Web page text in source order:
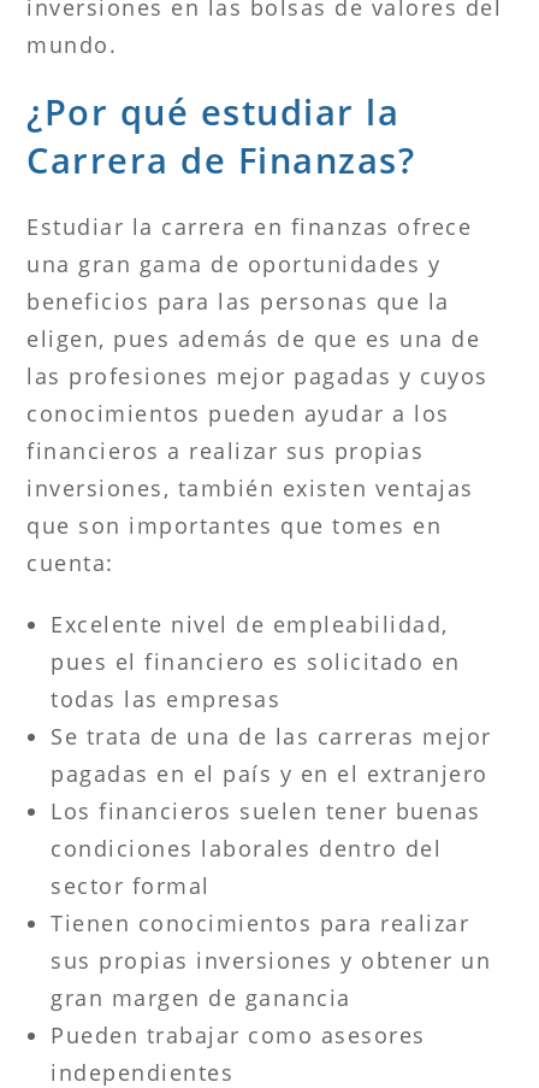
inversiones en las bolsas de valores del
mundo.
¿Por qué estudiar la
Carrera de Finanzas?
Estudiar la carrera en finanzas ofrece
una gran gama de oportunidades y
beneficios para las personas que la
eligen, pues además de que es una de
las profesiones mejor pagadas y cuyos
conocimientos pueden ayudar a los
financieros a realizar sus propias
inversiones, también existen ventajas
que son importantes que tomes en
cuenta:
Excelente nivel de empleabilidad,
pues el financiero es solicitado en
todas las empresas
Se trata de una de las carreras mejor
pagadas en el país y en el extranjero
Los financieros suelen tener buenas
condiciones laborales dentro del
sector formal
Tienen conocimientos para realizar
sus propias inversiones y obtener un
gran margen de ganancia
Pueden trabajar como asesores
independientes